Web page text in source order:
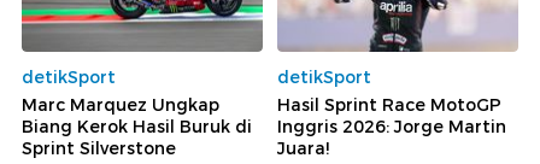
detikSport
Marc Marquez Ungkap
Biang Kerok Hasil Buruk di
Sprint Silverstone
detikSport
Hasil Sprint Race MotoGP
Inggris 2026: Jorge Martin
Juara!